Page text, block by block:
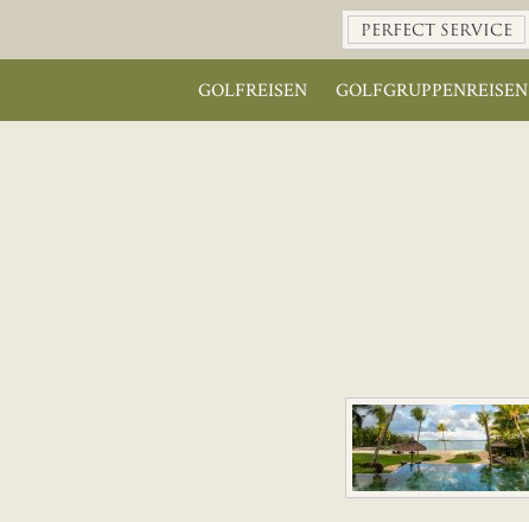
PERFECT SERVICE
GOLFREISEN GOLFGRUPPENREISEN